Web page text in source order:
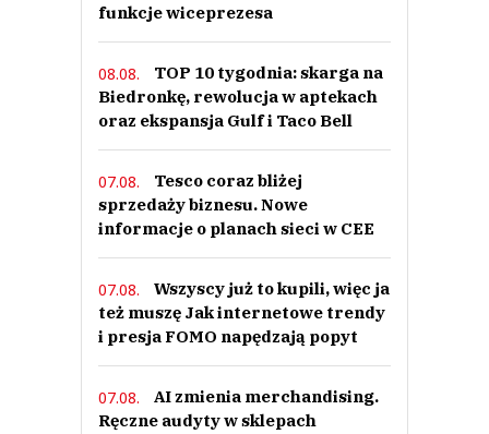
funkcje wiceprezesa
08.08.
TOP 10 tygodnia: skarga na
Biedronkę, rewolucja w aptekach
oraz ekspansja Gulf i Taco Bell
07.08.
Tesco coraz bliżej
sprzedaży biznesu. Nowe
informacje o planach sieci w CEE
07.08.
Wszyscy już to kupili, więc ja
też muszę Jak internetowe trendy
i presja FOMO napędzają popyt
07.08.
AI zmienia merchandising.
Ręczne audyty w sklepach